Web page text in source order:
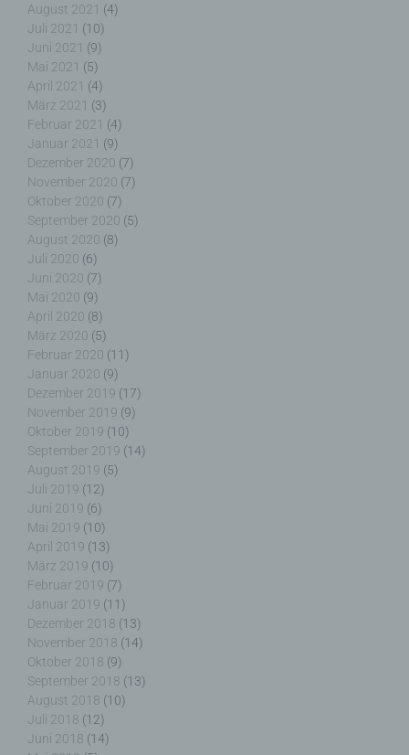
August 2021 (4)
Juli 2021 (10)
Juni 2021 (9)
Mai 2021 (5)
April 2021 (4)
März 2021 (3)
Februar 2021 (4)
Januar 2021 (9)
Dezember 2020 (7)
November 2020 (7)
Oktober 2020 (7)
September 2020 (5)
August 2020 (8)
Juli 2020 (6)
Juni 2020 (7)
Mai 2020 (9)
April 2020 (8)
März 2020 (5)
Februar 2020 (11)
Januar 2020 (9)
Dezember 2019 (17)
November 2019 (9)
Oktober 2019 (10)
September 2019 (14)
August 2019 (5)
Juli 2019 (12)
Juni 2019 (6)
Mai 2019 (10)
April 2019 (13)
März 2019 (10)
Februar 2019 (7)
Januar 2019 (11)
Dezember 2018 (13)
November 2018 (14)
Oktober 2018 (9)
September 2018 (13)
August 2018 (10)
Juli 2018 (12)
Juni 2018 (14)
werden durch uns daher einerseits statistisch und
ferner mit dem Ziel ausgewertet, den Datenschutz
und die Datensicherheit in unserem Unternehmen
zu erhöhen, um letztlich ein optimales
Schutzniveau für die von uns verarbeiteten
personenbezogenen Daten sicherzustellen. Die
anonymen Daten der Server-Logfiles werden
getrennt von allen durch eine betroffene Person
angegebenen personenbezogenen Daten
gespeichert.
Registrierung auf unserer Internetseite
Die betroffene Person hat die Möglichkeit, sich auf
der Internetseite des für die Verarbeitung
Verantwortlichen unter Angabe von
personenbezogenen Daten zu registrieren.
Welche personenbezogenen Daten dabei an den
für die Verarbeitung Verantwortlichen übermittelt
werden, ergibt sich aus der jeweiligen
Eingabemaske, die für die Registrierung
verwendet wird. Die von der betroffenen Person
eingegebenen personenbezogenen Daten werden
ausschließlich für die interne Verwendung bei dem
für die Verarbeitung Verantwortlichen und für
eigene Zwecke erhoben und gespeichert. Der für
die Verarbeitung Verantwortliche kann die
Weitergabe an einen oder mehrere
Auftragsverarbeiter, beispielsweise einen
Paketdienstleister, veranlassen, der die
personenbezogenen Daten ebenfalls
ausschließlich für eine interne Verwendung, die
dem für die Verarbeitung Verantwortlichen
zuzurechnen ist, nutzt.
Durch eine Registrierung auf der Internetseite des
für die Verarbeitung Verantwortlichen wird ferner
die vom Internet-Service-Provider (ISP) der
betroffenen Person vergebene IP-Adresse, das
Datum sowie die Uhrzeit der Registrierung